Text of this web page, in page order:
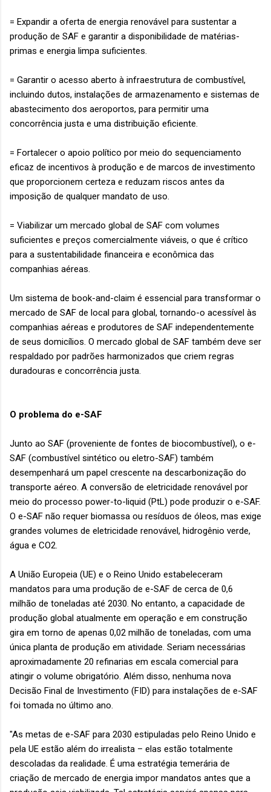
= Expandir a oferta de energia renovável para sustentar a
produção de SAF e garantir a disponibilidade de matérias-
primas e energia limpa suficientes.
= Garantir o acesso aberto à infraestrutura de combustível,
incluindo dutos, instalações de armazenamento e sistemas de
abastecimento dos aeroportos, para permitir uma
concorrência justa e uma distribuição eficiente.
= Fortalecer o apoio político por meio do sequenciamento
eficaz de incentivos à produção e de marcos de investimento
que proporcionem certeza e reduzam riscos antes da
imposição de qualquer mandato de uso.
= Viabilizar um mercado global de SAF com volumes
suficientes e preços comercialmente viáveis, o que é crítico
para a sustentabilidade financeira e econômica das
companhias aéreas.
Um sistema de book-and-claim é essencial para transformar o
mercado de SAF de local para global, tornando-o acessível às
companhias aéreas e produtores de SAF independentemente
de seus domicílios. O mercado global de SAF também deve ser
respaldado por padrões harmonizados que criem regras
duradouras e concorrência justa.
O problema do e-SAF
Junto ao SAF (proveniente de fontes de biocombustível), o e-
SAF (combustível sintético ou eletro-SAF) também
desempenhará um papel crescente na descarbonização do
transporte aéreo. A conversão de eletricidade renovável por
meio do processo power-to-liquid (PtL) pode produzir o e-SAF.
O e-SAF não requer biomassa ou resíduos de óleos, mas exige
grandes volumes de eletricidade renovável, hidrogênio verde,
água e CO2.
A União Europeia (UE) e o Reino Unido estabeleceram
mandatos para uma produção de e-SAF de cerca de 0,6
milhão de toneladas até 2030. No entanto, a capacidade de
produção global atualmente em operação e em construção
gira em torno de apenas 0,02 milhão de toneladas, com uma
única planta de produção em atividade. Seriam necessárias
aproximadamente 20 refinarias em escala comercial para
atingir o volume obrigatório. Além disso, nenhuma nova
Decisão Final de Investimento (FID) para instalações de e-SAF
foi tomada no último ano.
"As metas de e-SAF para 2030 estipuladas pelo Reino Unido e
pela UE estão além do irrealista – elas estão totalmente
descoladas da realidade. É uma estratégia temerária de
criação de mercado de energia impor mandatos antes que a